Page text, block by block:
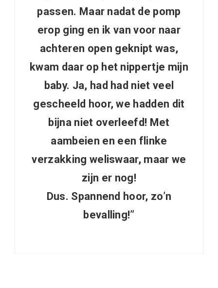
passen. Maar nadat de pomp
erop ging en ik van voor naar
achteren open geknipt was,
kwam daar op het nippertje mijn
baby. Ja, had had niet veel
gescheeld hoor, we hadden dit
bijna niet overleefd! Met
aambeien en een flinke
verzakking weliswaar, maar we
zijn er nog!
Dus. Spannend hoor, zo’n
bevalling!”